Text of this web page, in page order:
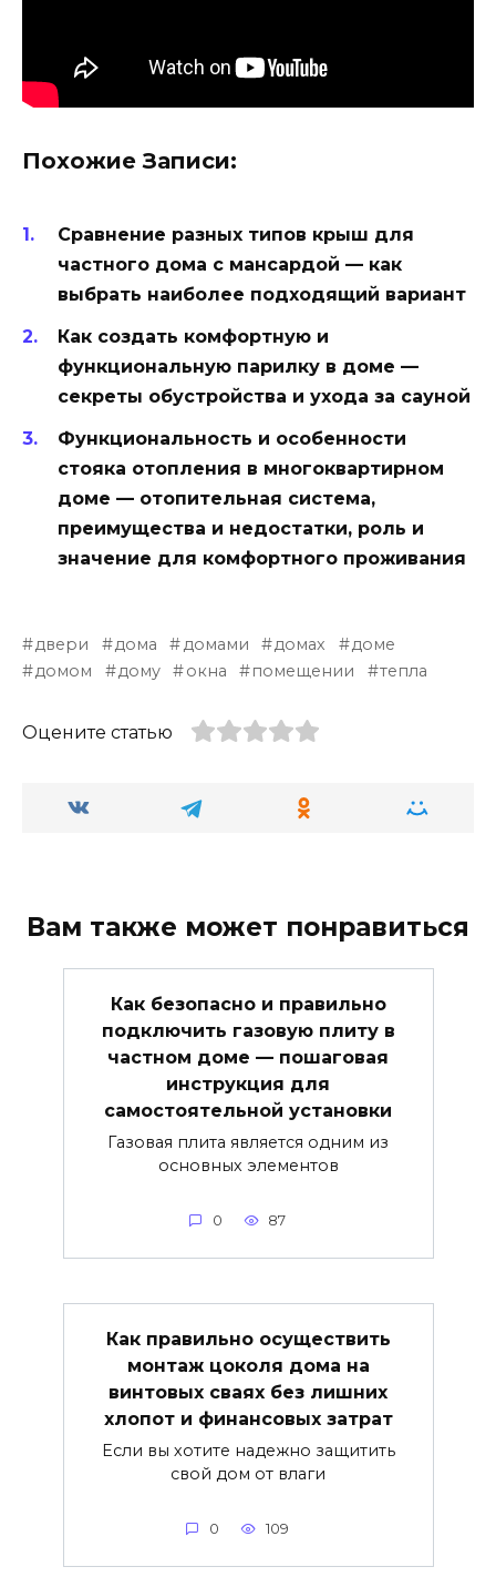
Похожие Записи:
Сравнение разных типов крыш для
частного дома с мансардой — как
выбрать наиболее подходящий вариант
Как создать комфортную и
функциональную парилку в доме —
секреты обустройства и ухода за сауной
Функциональность и особенности
стояка отопления в многоквартирном
доме — отопительная система,
преимущества и недостатки, роль и
значение для комфортного проживания
двери дома домами домах
доме
домом
дому окна помещении тепла
Оцените статью
Вам также может понравиться
Как безопасно и правильно
подключить газовую плиту в
частном доме — пошаговая
инструкция для
самостоятельной установки
Газовая плита является одним из
основных элементов
0 87
Как правильно осуществить
монтаж цоколя дома на
винтовых сваях без лишних
хлопот и финансовых затрат
Если вы хотите надежно защитить
свой дом от влаги
0 109